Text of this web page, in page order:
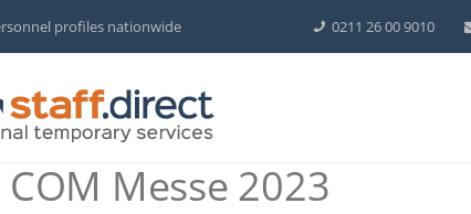
profiles nationwide 0211 26 00 9010
COM Messe 2023